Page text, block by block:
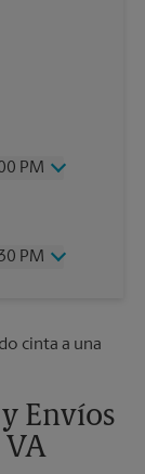
PM
PM
Envíos
VA